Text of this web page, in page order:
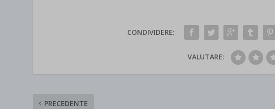
CONDIVIDERE:
VALUTARE:
PRECEDENTE